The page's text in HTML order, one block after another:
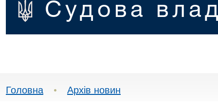
Судова
Головна • Архів новин